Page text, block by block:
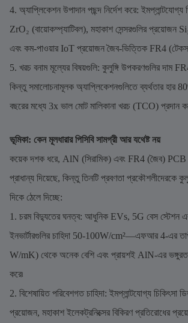
4. অ্যাপ্লিকেশন উপাদান পছন্দ নির্দেশ করে:
ZrO₂ (বায়োকম্প্যাটিবল), মহাকাশ সেন্সরগুলির প্রয়োজন
এবং কম-পাওয়ার IoT প্রয়োজন জৈব-ভিত্তিক FR4
5. খরচ বনাম মূল্যের বিষয়গুলি: কুলুঙ্গি উপকরণগুলির দাম
কিন্তু সমালোচনামূলক অ্যাপ্লিকেশনগুলিতে ব্যর্থতার হার
বছরের মধ্যে 3x ভাল মোট মালিকানা খরচ (TCO) প্রদান
ভূমিকা: কেন মূলধারার পিসিবি সামগ্রী আর যথেষ্ট নয়
কয়েক দশক ধরে, AlN (সিরামিক) এবং FR4 (জৈব) PCB
প্রাধান্য দিয়েছে, কিন্তু তিনটি প্রবণতা প্রকৌশলীদেরকে
দিকে ঠেলে দিচ্ছে:
1. চরম বিদ্যুতের ঘনত্ব: আধুনিক EVs, 5G বেস স্টেশন এবং
ইনভার্টারগুলির চাহিদা 50-100W/cm²—এফআর 4-এর
W/mK) থেকে অনেক বেশি এবং প্রায়শই AlN-এর
করে৷
2. বিশেষায়িত পরিবেশগত চাহিদা: ইমপ্লান্টযোগ্য চিকিৎসা
প্রয়োজন, মহাকাশ ইলেকট্রনিক্সের বিকিরণ প্রতিরোধের